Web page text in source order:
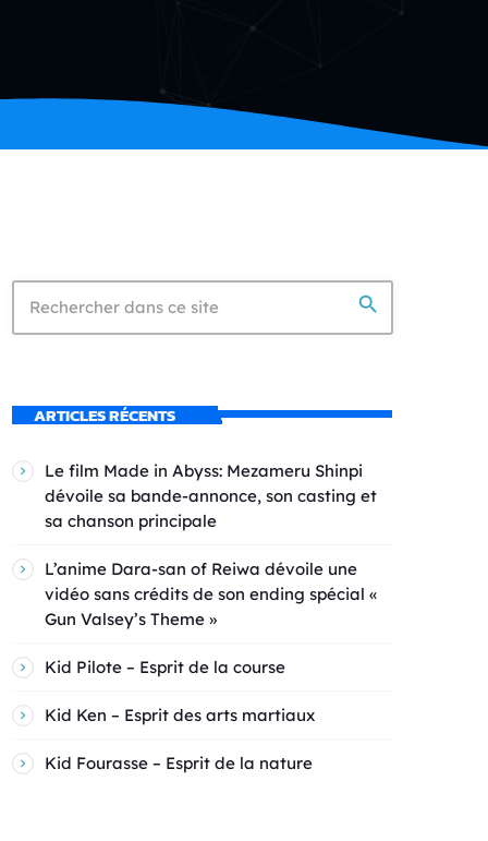
search
ARTICLES RÉCENTS
Le film Made in Abyss: Mezameru Shinpi
dévoile sa bande-annonce, son casting et
sa chanson principale
L’anime Dara-san of Reiwa dévoile une
vidéo sans crédits de son ending spécial «
Gun Valsey’s Theme »
Kid Pilote – Esprit de la course
Kid Ken – Esprit des arts martiaux
Kid Fourasse – Esprit de la nature